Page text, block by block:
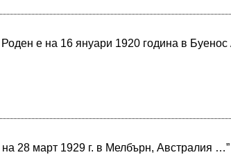
е на 16 януари 1920 година в
28 март 1929 г. в Мелбърн, Австралия …”